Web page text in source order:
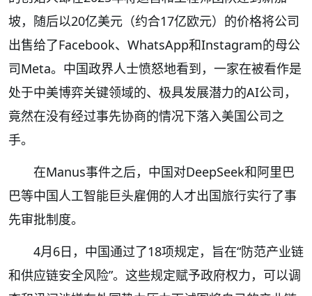
坡，随后以20亿美元（约合17亿欧元）的价格将公司
出售给了Facebook、WhatsApp和Instagram的母公
司Meta。中国政界人士愤怒地看到，一家在被看作是
处于中美博弈关键领域的、极具发展潜力的AI公司，
竟然在没有经过事先协商的情况下落入美国公司之
手。
在Manus事件之后，中国对DeepSeek和阿里巴
巴等中国人工智能巨头雇佣的人才出国旅行实行了事
先审批制度。
4月6日，中国通过了18项规定，旨在“防范产业链
和供应链安全风险”。这些规定赋予政府权力，可以调